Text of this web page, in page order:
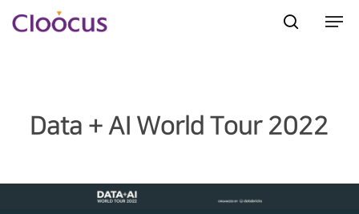
Data + AI World Tour 2022